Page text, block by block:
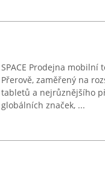
SPACE Prodejna mobilní
Přerově, zaměřený na
tabletů a nejrůznějšího
globálních značek, ...